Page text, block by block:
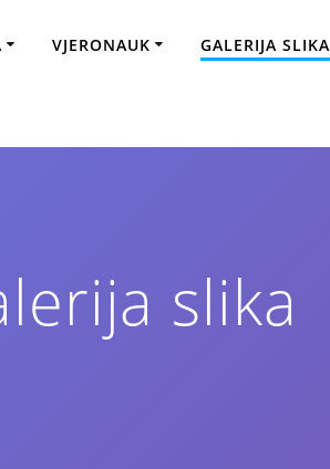
VJERONAUK GALERIJA SLIKA
slika